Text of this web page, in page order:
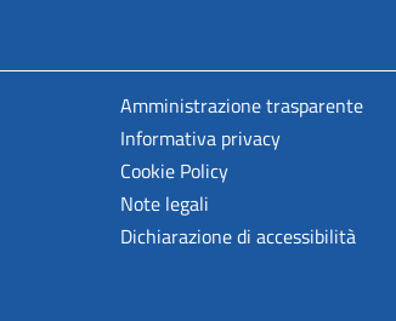
Amministrazione trasparente
Informativa privacy
Cookie Policy
Note legali
Dichiarazione di accessibilità